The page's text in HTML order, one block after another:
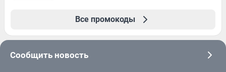
Все промокоды
Сообщить новость